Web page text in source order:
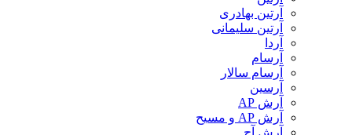
آرتین بهادری
آرتین سلیمانی
آردا
آرسام
آرسام سالار
آرسین
آرش AP
آرش AP و مسیح
آرش آج